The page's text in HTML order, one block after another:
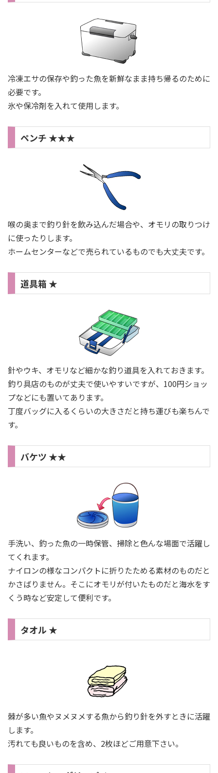
冷凍エサの保存や釣った魚を新鮮なまま持ち帰るのために
必要です。
氷や保冷剤を入れて使用します。
ペンチ ★★★
喉の奥まで釣り針を飲み込んだ場合や、オモリの取りつけ
に使ったりします。
ホームセンターなどで売られているものでも大丈夫です。
道具箱 ★
針やウキ、オモリなど細かな釣り道具を入れておきます。
釣り具店のものが丈夫で使いやすいですが、100円ショッ
プなどにも置いてあります。
丁度バッグに入るくらいの大きさだと持ち運びも楽ちんで
す。
バケツ ★★
手洗い、釣った魚の一時保管、掃除と色んな場面で活躍し
てくれます。
ナイロンの様なコンパクトに折りたためる素材のものだと
かさばりません。そこにオモリが付いたものだと海水をす
くう時など安定して便利です。
タオル ★
棘が多い魚やヌメヌメする魚から釣り針を外すときに活躍
します。
汚れても良いものを含め、2枚ほどご用意下さい。